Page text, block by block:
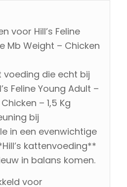
voor Hill’s Feline
Mb Weight – Chicken
voeding die echt bij
Feline Young Adult –
– 1,5 Kg
bij
in een evenwichtige
kattenvoeding**
in balans komen.
voor